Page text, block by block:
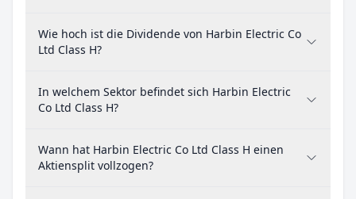
Wie hoch ist die Dividende von Harbin Electric Co
Ltd Class H?
In welchem Sektor befindet sich Harbin Electric
Co Ltd Class H?
Wann hat Harbin Electric Co Ltd Class H einen
Aktiensplit vollzogen?